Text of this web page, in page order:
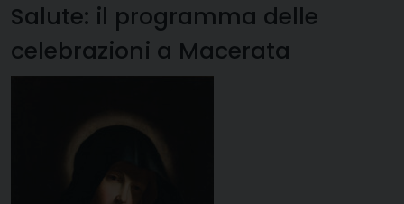
Salute: il programma delle
celebrazioni a Macerata